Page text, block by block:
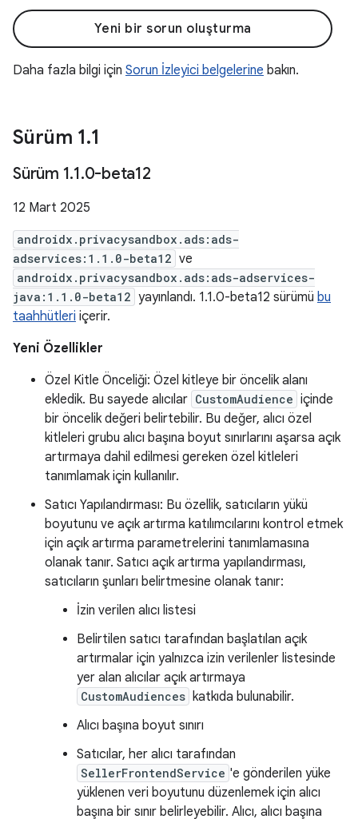
Yeni bir sorun oluşturma
Daha fazla bilgi için Sorun İzleyici belgelerine bakın.
Sürüm 1.1
Sürüm 1.1.0-beta12
12 Mart 2025
androidx.privacysandbox.ads:ads-
adservices:1.1.0-beta12 ve
androidx.privacysandbox.ads:ads-adservices-
java:1.1.0-beta12 yayınlandı. 1.1.0-beta12 sürümü bu
taahhütleri içerir.
Yeni Özellikler
Özel Kitle Önceliği: Özel kitleye bir öncelik alanı
ekledik. Bu sayede alıcılar CustomAudience içinde
bir öncelik değeri belirtebilir. Bu değer, alıcı özel
kitleleri grubu alıcı başına boyut sınırlarını aşarsa açık
artırmaya dahil edilmesi gereken özel kitleleri
tanımlamak için kullanılır.
Satıcı Yapılandırması: Bu özellik, satıcıların yükü
boyutunu ve açık artırma katılımcılarını kontrol etmek
için açık artırma parametrelerini tanımlamasına
olanak tanır. Satıcı açık artırma yapılandırması,
satıcıların şunları belirtmesine olanak tanır:
İzin verilen alıcı listesi
Belirtilen satıcı tarafından başlatılan açık
artırmalar için yalnızca izin verilenler listesinde
yer alan alıcılar açık artırmaya
CustomAudiences katkıda bulunabilir.
Alıcı başına boyut sınırı
Satıcılar, her alıcı tarafından
SellerFrontendService 'e gönderilen yüke
yüklenen veri boyutunu düzenlemek için alıcı
başına bir sınır belirleyebilir. Alıcı, alıcı başına